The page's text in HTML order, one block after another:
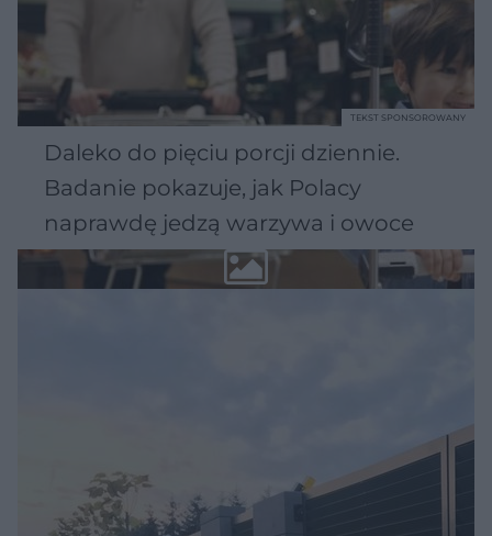
Daleko do pięciu porcji dziennie.
Badanie pokazuje, jak Polacy
naprawdę jedzą warzywa i owoce
TEKST SPONSOROWANY